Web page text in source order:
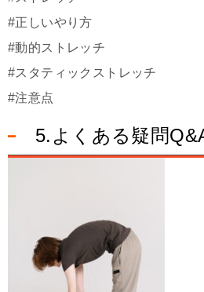
#正しいやり方
#動的ストレッチ
#スタティックストレッチ
#注意点
5.よくある疑問